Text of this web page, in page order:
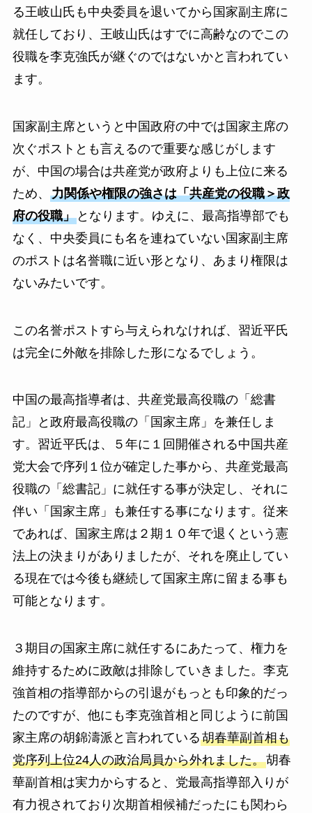
る王岐山氏も中央委員を退いてから国家副主席に
就任しており、王岐山氏はすでに高齢なのでこの
役職を李克強氏が継ぐのではないかと言われてい
ます。
国家副主席というと中国政府の中では国家主席の
次ぐポストとも言えるので重要な感じがします
が、中国の場合は共産党が政府よりも上位に来る
ため、 力関係や権限の強さは「共産党の役職＞政
府の役職」となります。ゆえに、最高指導部でも
なく、中央委員にも名を連ねていない国家副主席
のポストは名誉職に近い形となり、あまり権限は
ないみたいです。
この名誉ポストすら与えられなければ、習近平氏
は完全に外敵を排除した形になるでしょう。
中国の最高指導者は、共産党最高役職の「総書
記」と政府最高役職の「国家主席」を兼任しま
す。習近平氏は、５年に１回開催される中国共産
党大会で序列１位が確定した事から、共産党最高
役職の「総書記」に就任する事が決定し、それに
伴い「国家主席」も兼任する事になります。従来
であれば、国家主席は２期１０年で退くという憲
法上の決まりがありましたが、それを廃止してい
る現在では今後も継続して国家主席に留まる事も
可能となります。
３期目の国家主席に就任するにあたって、権力を
維持するために政敵は排除していきました。李克
強首相の指導部からの引退がもっとも印象的だっ
たのですが、他にも李克強首相と同じように前国
家主席の胡錦濤派と言われている胡春華副首相も
党序列上位24人の政治局員から外れました。胡春
華副首相は実力からすると、党最高指導部入りが
有力視されており次期首相候補だったにも関わら